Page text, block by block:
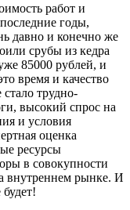
работ и
годы,
давно и конечно же
срубы из кедра
85000 рублей, и
время и качество
трудно-
высокий спрос на
и условия
оценка
ресурсы
в совокупности
внутреннем рынке. И